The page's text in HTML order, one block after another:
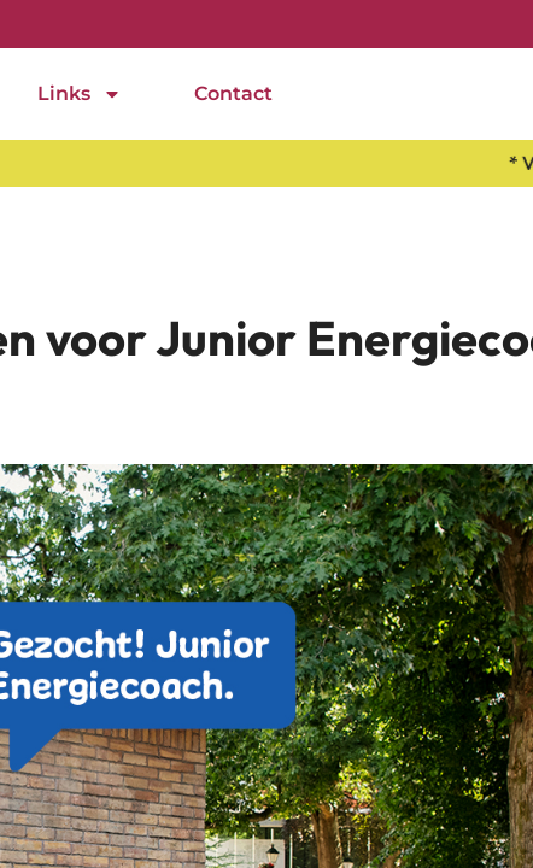
Links Contact
* Voor het
voor Junior